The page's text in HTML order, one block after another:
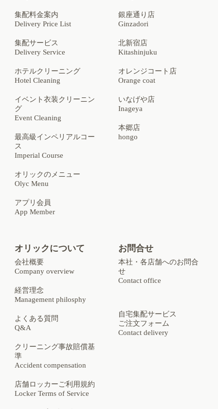
集配料金案内
Delivery Price List
集配サービス
Delivery Service
ホテルクリーニング
Hotel Cleaning
イベント衣装クリーニン
グ
Event Cleaning
最高級インペリアルコー
ス
Imperial Course
オリックのメニュー
Olyc Menu
アプリ会員
App Member
銀座通り店
Ginzadori
北新宿店
Kitashinjuku
オレンジコート店
Orange coat
いなげや店
Inageya
本郷店
hongo
オリックについて
会社概要
Company overview
経営理念
Management philosphy
よくある質問
Q&A
クリーニング事故賠償基
準
Accident compensation
店舗ロッカーご利用規約
Locker Terms of Service
お問合せ
本社・各店舗へのお問合
せ
Contact office
自宅集配サービス
ご注文フォーム
Contact delivery